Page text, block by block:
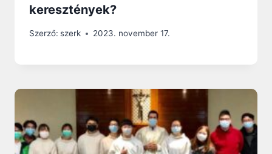
keresztények?
Szerző: szerk 2023. november 17.